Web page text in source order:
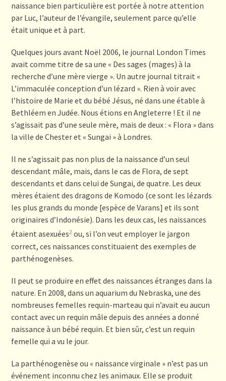
naissance bien particulière est portée à notre attention
par Luc, l’auteur de l’évangile, seulement parce qu’elle
était unique et à part.
Quelques jours avant Noël 2006, le journal London Times
avait comme titre de sa une « Des sages (mages) à la
recherche d’une mère vierge ». Un autre journal titrait «
L’immaculée conception d’un lézard ». Rien à voir avec
l’histoire de Marie et du bébé Jésus, né dans une étable à
Bethléem en Judée. Nous étions en Angleterre ! Et il ne
s’agissait pas d’une seule mère, mais de deux : « Flora » dans
la ville de Chester et « Sungai » à Londres.
Il ne s’agissait pas non plus de la naissance d’un seul
descendant mâle, mais, dans le cas de Flora, de sept
descendants et dans celui de Sungai, de quatre. Les deux
mères étaient des dragons de Komodo (ce sont les lézards
les plus grands du monde [espèce de Varans] et ils sont
originaires d’Indonésie). Dans les deux cas, les naissances
étaient asexuées2 ou, si l’on veut employer le jargon
correct, ces naissances constituaient des exemples de
parthénogenèses.
Il peut se produire en effet des naissances étranges dans la
nature. En 2008, dans un aquarium du Nebraska, une des
nombreuses femelles requin-marteau qui n’avait eu aucun
contact avec un requin mâle depuis des années a donné
naissance à un bébé requin. Et bien sûr, c’est un requin
femelle qui a vu le jour.
La parthénogenèse ou « naissance virginale » n’est pas un
événement inconnu chez les animaux. Elle se produit